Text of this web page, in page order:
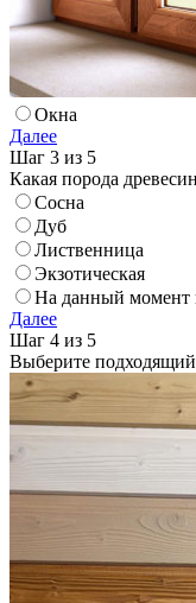
Окна
Далее
Шаг 3 из 5
Какая порода
Сосна
Дуб
Лиственница
Экзотическая
На данный момент
Далее
Шаг 4 из 5
Выберите